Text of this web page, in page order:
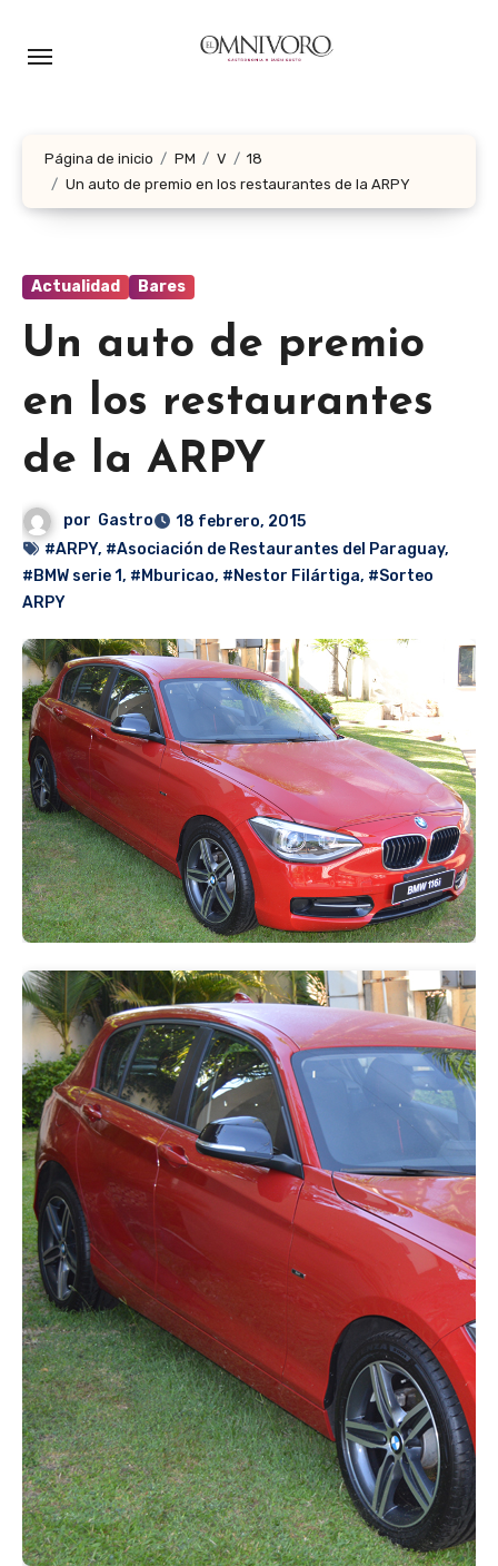
Página de inicio PM V
18
Un auto de premio en los restaurantes de la ARPY
Actualidad Bares
Un auto de premio
en los restaurantes
de la ARPY
por Gastro
18 febrero, 2015
#ARPY, #Asociación de Restaurantes del Paraguay,
#BMW serie 1, #Mburicao, #Nestor Filártiga, #Sorteo
ARPY